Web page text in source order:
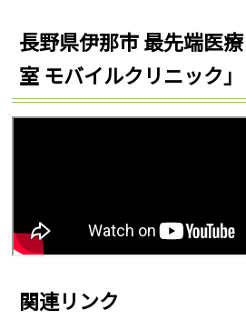
長野県伊那市 最先端医
室 モバイルクリニック」
関連リンク